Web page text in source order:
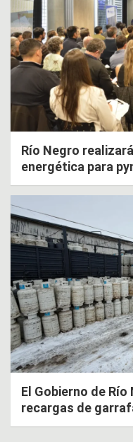
Río Negro
energética para
El Gobierno de
recargas de